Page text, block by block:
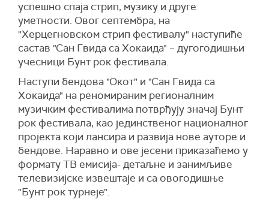
успешно спаја стрип, музику и друге
уметности. Овог септембра, на
"Херцегновском стрип фестивалу" наступиће
састав "Сан Гвида са Хокаида" – дугогодишњи
учесници Бунт рок фестивала.
Наступи бендова "Окот" и "Сан Гвида са
Хокаида" на реномираним регионалним
музичким фестивалима потврђују значај Бунт
рок фестивала, као јединственог националног
пројекта који лансира и развија нове ауторе и
бендове. Наравно и ове јесени приказаћемо у
формату ТВ емисија- детаљне и занимљиве
телевизијске извештаје и са овогодишње
"Бунт рок турнеје".